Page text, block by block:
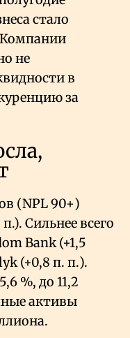
стало
не
в
за
(NPL 90+)
Сильнее всего
Bank (+1,5
(+0,8 п. п.).
%, до 11,2
активы